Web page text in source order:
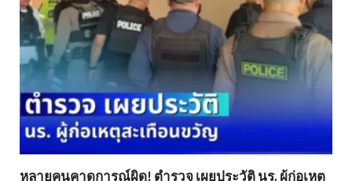
หลายคนคาดการณ์ผิด! ตำรวจ เผยประวัติ นร. ผู้ก่อเหตุ